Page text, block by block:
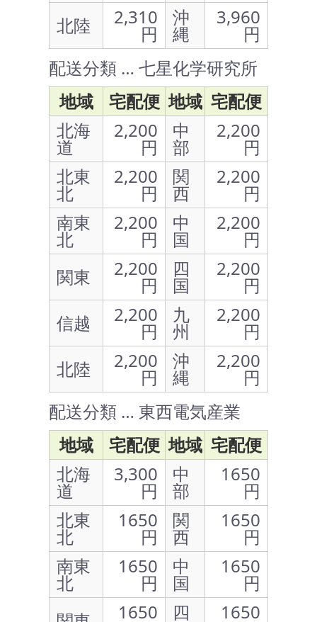
北陸
2,310
円
沖
縄
3,960
円
配送分類 … 七星化学研究所
地域
宅配便 地域 宅配便
北海
道
2,200
円
中
部
2,200
円
北東
北
2,200
円
関
西
2,200
円
南東
北
2,200
円
中
国
2,200
円
関東
2,200
円
四
国
2,200
円
信越
2,200
円
九
州
2,200
円
北陸
2,200
円
沖
縄
2,200
円
配送分類 … 東西電気産業
地域
宅配便 地域 宅配便
北海
道
3,300
円
中
部
1650
円
北東
北
1650
円
関
西
1650
円
南東
北
1650
円
中
国
1650
円
1650 四 1650